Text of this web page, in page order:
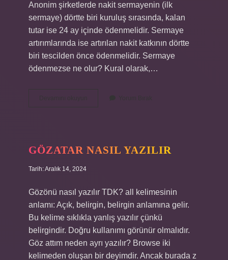
Anonim şirketlerde nakit sermayenin (ilk
sermaye) dörtte biri kuruluş sırasında, kalan
tutar ise 24 ay içinde ödenmelidir. Sermaye
artırımlarında ise artırılan nakit katkının dörtte
biri tescilden önce ödenmelidir. Sermaye
ödenmezse ne olur? Kural olarak,…
GÖZATAR NASIL YAZILIR
Tarih: Aralık 14, 2024
Gözönü nasıl yazılır TDK? all kelimesinin
anlamı: Açık, belirgin, belirgin anlamına gelir.
Bu kelime sıklıkla yanlış yazılır çünkü
belirgindir. Doğru kullanımı görünür olmalıdır.
Göz attım neden ayrı yazılır? Browse iki
kelimeden oluşan bir deyimdir. Ancak burada z